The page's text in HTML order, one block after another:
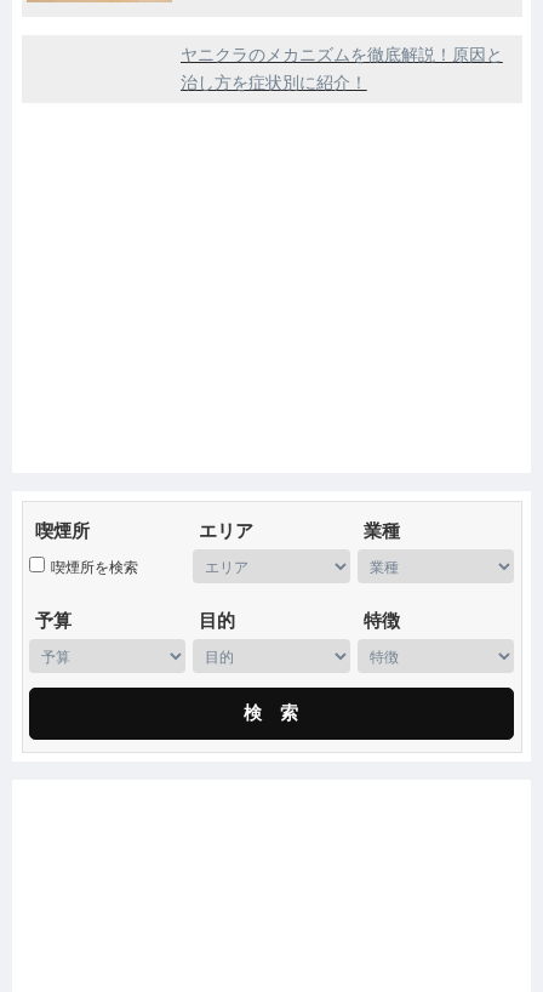
ヤニクラのメカニズムを徹底解説！原因と
治し方を症状別に紹介！
喫煙所
喫煙所
エリア 業種
予算 目的 特徴